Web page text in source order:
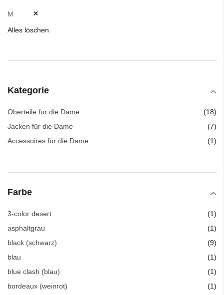
M
Alles löschen
Kategorie
Oberteile für die Dame 18
Jacken für die Dame
7
Accessoires für die Dame
1
Farbe
3-color desert 1
asphaltgrau
1
black (schwarz)
9
blau
1
blue clash (blau)
1
bordeaux (weinrot)
1